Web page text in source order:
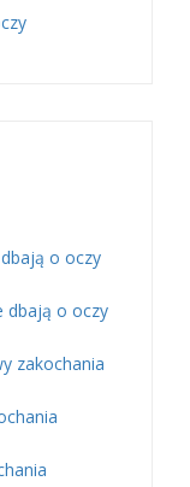
o oczy
dbają o oczy
zakochania